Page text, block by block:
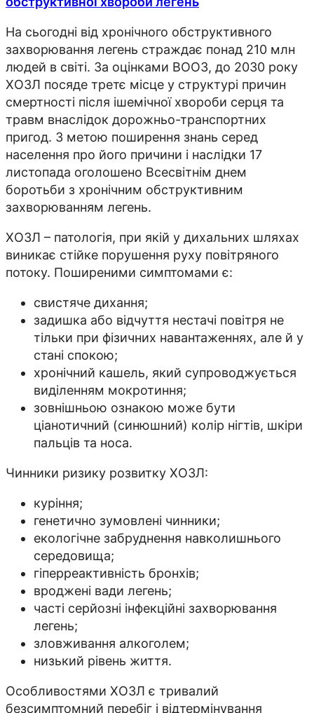
На сьогодні від хронічного обструктивного
захворювання легень страждає понад 210 млн
людей в світі. За оцінками ВООЗ, до 2030 року
ХОЗЛ посяде третє місце у структурі причин
смертності після ішемічної хвороби серця та
травм внаслідок дорожньо-транспортних
пригод. З метою поширення знань серед
населення про його причини і наслідки 17
листопада оголошено Всесвітнім днем
боротьби з хронічним обструктивним
захворюванням легень.
ХОЗЛ – патологія, при якій у дихальних шляхах
виникає стійке порушення руху повітряного
потоку. Поширеними симптомами є:
свистяче дихання;
задишка або відчуття нестачі повітря не
тільки при фізичних навантаженнях, але й у
стані спокою;
хронічний кашель, який супроводжується
виділенням мокротиння;
зовнішньою ознакою може бути
ціанотичний (синюшний) колір нігтів, шкіри
пальців та носа.
Чинники ризику розвитку ХОЗЛ:
куріння;
генетично зумовлені чинники;
екологічне забруднення навколишнього
середовища;
гіперреактивність бронхів;
вроджені вади легень;
часті серйозні інфекційні захворювання
легень;
зловживання алкоголем;
низький рівень життя.
Особливостями ХОЗЛ є тривалий
безсимптомний перебіг і відтермінування